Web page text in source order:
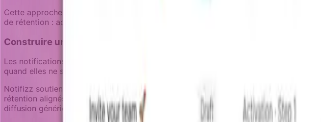
Cette approche orientée objectifs fournit aussi une mesure plus propre. Au lieu de
de rétention : activation de fonctionnalité, récupération d'utilisation, ou
Construire une rétention qui respecte l'attention de l'utilisateur
Les notifications de rétention efficaces fonctionnent parce qu'elles semblent utiles
quand elles ne sont plus nécessaires. Cela nécessite de traiter les campagnes de
Notifizz soutient cette approche à travers un contexte métier frais, une logique de
rétention alignés avec l'expérience utilisateur globale. Le résultat est des
diffusion génériques.